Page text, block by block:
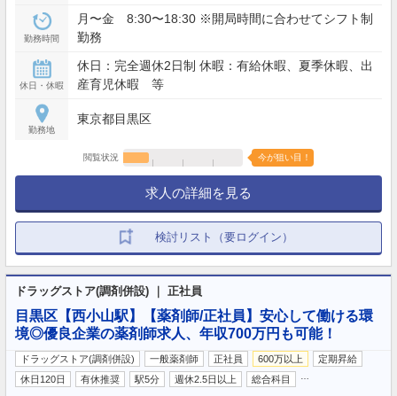
勤務時間
月〜金 8:30〜18:30 ※開局時間に合わせてシフト制
勤務
休日・休暇
休日：完全週休2日制 休暇：有給休暇、夏季休暇、出
産育児休暇 等
勤務地
東京都目黒区
閲覧状況 今が狙い目！
求人の詳細を見る
検討リスト（要ログイン）
ドラッグストア(調剤併設) ｜ 正社員
目黒区【西小山駅】【薬剤師/正社員】安心して働ける環
境◎優良企業の薬剤師求人、年収700万円も可能！
ドラッグストア(調剤併設) 一般薬剤師 正社員 600万以上
定期昇給
休日120日
有休推奨 駅5分 週休2.5日以上 総合科目